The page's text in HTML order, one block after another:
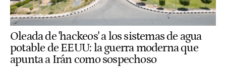
Oleada de 'hackeos' a los sistemas de agua
potable de EEUU: la guerra moderna que
apunta a Irán como sospechoso